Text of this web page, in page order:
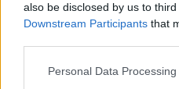
also be disclosed by us to
Downstream Participants that
Please note that this website/
Personal Data
Zúzódás